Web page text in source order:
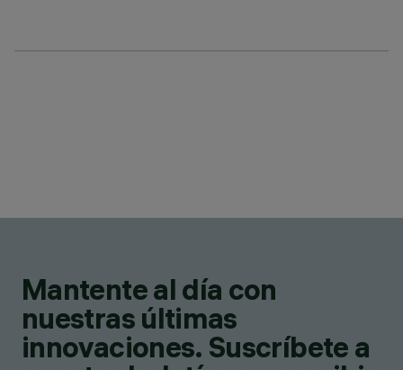
Mantente al día con
nuestras últimas
innovaciones. Suscríbete a